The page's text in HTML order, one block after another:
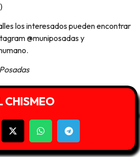
los interesados pueden encontrar
@muniposadas y
CHISMEO